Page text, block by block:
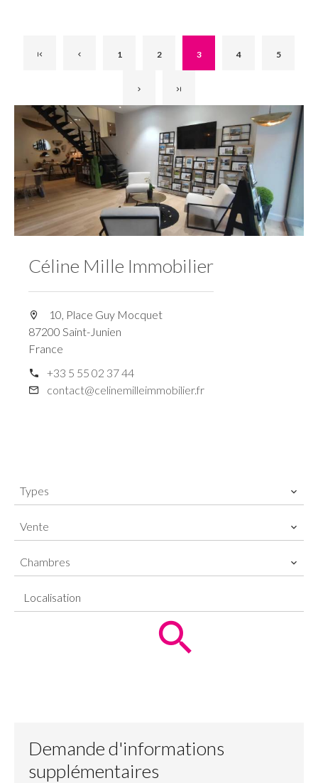
1 2 3 4 5
Céline Mille Immobilier
10, Place Guy Mocquet
87200 Saint-Junien
France
+33 5 55 02 37 44
contact@celinemilleimmobilier.fr
Types
Vente
Chambres
Localisation
Demande d'informations
supplémentaires